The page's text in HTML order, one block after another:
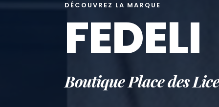
DÉCOUVREZ LA MARQUE
FEDELI
Boutique Place des